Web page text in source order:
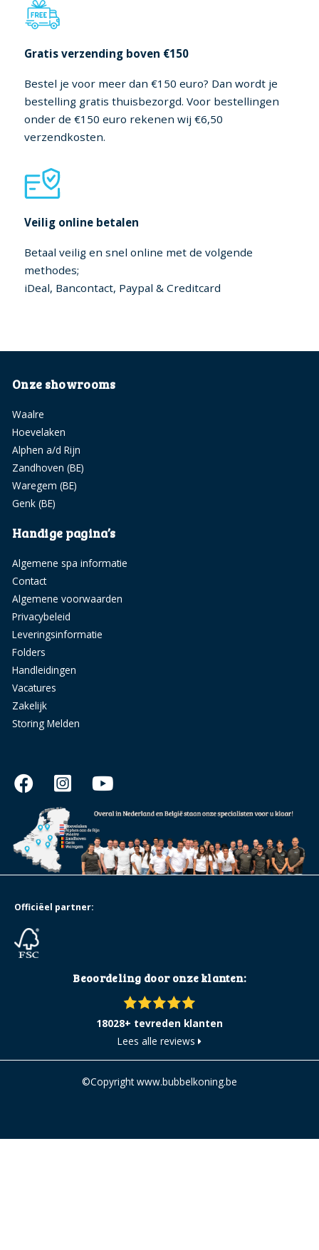
Gratis verzending boven €150
Bestel je voor meer dan €150 euro? Dan wordt je
bestelling gratis thuisbezorgd. Voor bestellingen
onder de €150 euro rekenen wij €6,50
verzendkosten.
Veilig online betalen
Betaal veilig en snel online met de volgende
methodes;
iDeal, Bancontact, Paypal & Creditcard
Onze showrooms
Waalre
Hoevelaken
Alphen a/d Rijn
Zandhoven (BE)
Waregem (BE)
Genk (BE)
Handige pagina’s
Algemene spa informatie
Contact
Algemene voorwaarden
Privacybeleid
Leveringsinformatie
Folders
Handleidingen
Vacatures
Zakelijk
Storing Melden
Beoordeling door onze klanten:
18028+ tevreden klanten
Lees alle reviews
Officiëel partner:
©Copyright www.bubbelkoning.be